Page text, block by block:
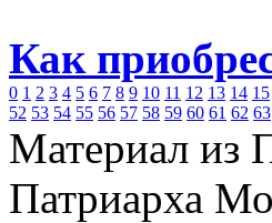
Как
0 1 2 3 4 5 6 7 8 9 10 11 12 13 14 15
52 53 54 55 56 57 58 59 60 61 62 63
Материал из
Патриарха